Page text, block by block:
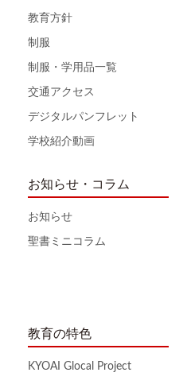
教育方針
制服
制服・学用品一覧
交通アクセス
デジタルパンフレット
学校紹介動画
お知らせ・コラム
お知らせ
聖書ミニコラム
教育の特色
KYOAI Glocal Project